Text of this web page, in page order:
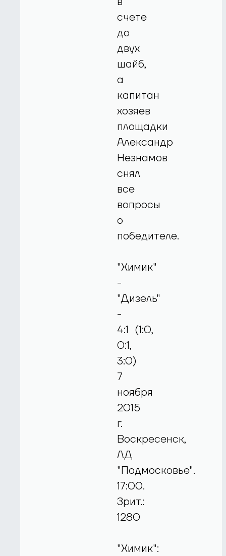
счете
до
двух
шайб,
а
капитан
хозяев
площадки
Александр
Незнамов
снял
все
вопросы
о
победителе.
"Химик"
-
"Дизель"
-
4:1 (1:0,
0:1,
3:0)
7
ноября
2015
г.
Воскресенск,
ЛД
"Подмосковье".
17:00.
Зрит.:
1280
"Химик":